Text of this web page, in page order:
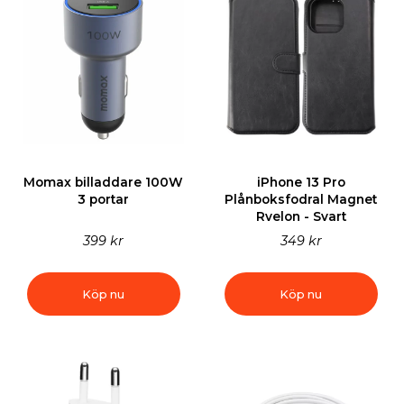
Momax billaddare 100W
3 portar
399 kr
Köp nu
iPhone 13 Pro
Plånboksfodral Magnet
Rvelon - Svart
349 kr
Köp nu